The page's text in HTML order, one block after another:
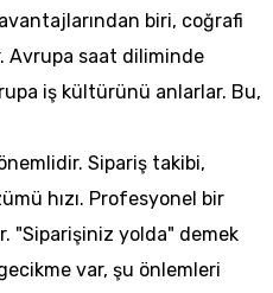
biri, coğrafi
Avrupa saat diliminde
iş kültürünü anlarlar. Bu,
Sipariş takibi,
hızı. Profesyonel bir
"Siparişiniz yolda" demek
var, şu önlemleri